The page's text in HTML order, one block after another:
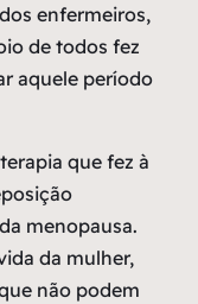
enfermeiros,
de todos fez
aquele período
que fez à
menopausa.
da mulher,
não podem